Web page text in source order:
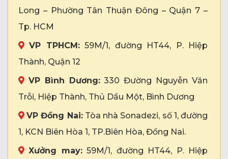
Long – Phường Tân Thuận Đông – Quận 7 –
Tp. HCM
VP TPHCM:59M/1, đường HT44, P. Hiệp
Thành, Quận 12
VP Bình Dương:330 Đường Nguyễn Văn
Trỗi, Hiệp Thành, Thủ Dầu Một, Bình Dương
VP Đồng Nai:Tòa nhà Sonadezi, số 1, đường
1, KCN Biên Hòa 1, TP.Biên Hòa, Đồng Nai.
Xưởng may:59M/1, đường HT44, P. Hiệp